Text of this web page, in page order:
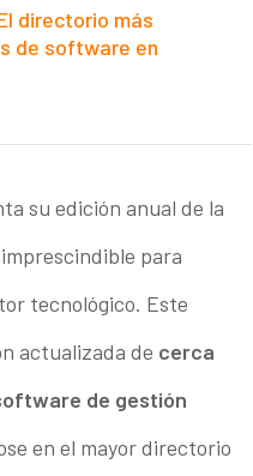
directorio más
de software en
su edición anual de la
para
tecnológico. Este
actualizada de cerca
de gestión
en el mayor directorio